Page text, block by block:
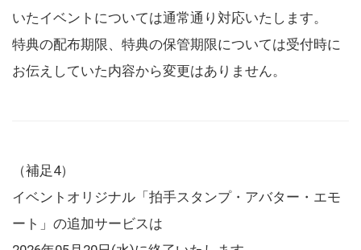
いたイベントについては通常通り対応いたします。
特典の配布期限、特典の保管期限については受付時に
お伝えしていた内容から変更はありません。
（補足4）
イベントオリジナル「拍手スタンプ・アバター・エモ
ート」の追加サービスは